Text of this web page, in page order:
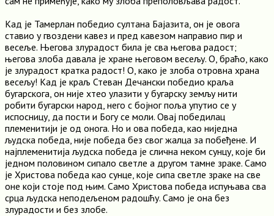
Кад је Тамерлан победио султана Бајазита, он је овога
ставио у гвоздени кавез и пред кавезом направио пир и
весеље. Његова злурадост била је сва његова радост;
његова злоба давала је хране његовом весељу. О, браћо, како
је злурадост кратка радост! О, како је злоба отровна храна
весељу! Кад је краљ Стеван Дечански победио краља
бугарскога, он није хтео улазити у бугарску земљу нити
робити бугарски народ, него с бојног поља упутио се у
испосницу, да пости и Богу се моли. Овај победилац
племенитији је од онога. Но и ова победа, као ниједна
људска победа, није победа без свог жалца за побеђене. И
најплеменитија људска победа је слична неком сунцу, које би
једном половином сипало светле а другом тамне зраке. Само
је Христова победа као сунце, које сипа светле зраке на све
оне који стоје под њим. Само Христова победа испуњава сва
срца људска неподељеном радошћу. Само је она без
злурадости и без злобе.